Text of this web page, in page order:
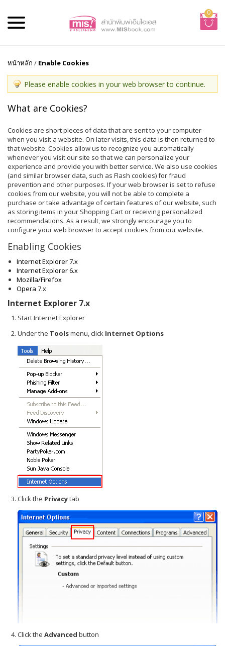
0
หน้าหลัก / Enable Cookies
Please enable cookies in your web browser to continue.
What are Cookies?
Cookies are short pieces of data that are sent to your computer
when you visit a website. On later visits, this data is then returned to
that website. Cookies allow us to recognize you automatically
whenever you visit our site so that we can personalize your
experience and provide you with better service. We also use cookies
(and similar browser data, such as Flash cookies) for fraud
prevention and other purposes. If your web browser is set to refuse
cookies from our website, you will not be able to complete a
purchase or take advantage of certain features of our website, such
as storing items in your Shopping Cart or receiving personalized
recommendations. As a result, we strongly encourage you to
configure your web browser to accept cookies from our website.
Enabling Cookies
Internet Explorer 7.x
Internet Explorer 6.x
Mozilla/Firefox
Opera 7.x
Internet Explorer 7.x
Start Internet Explorer
Under the Toolsmenu, click Internet Options
Click the Privacytab
Click the Advanced button